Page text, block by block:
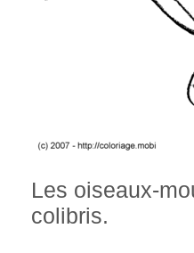
Les oiseaux-
colibris.